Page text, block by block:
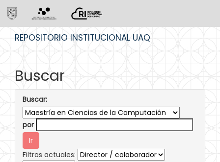
REPOSITORIO INSTITUCIONAL UAQ
Buscar
Buscar:
por
Filtros actuales: